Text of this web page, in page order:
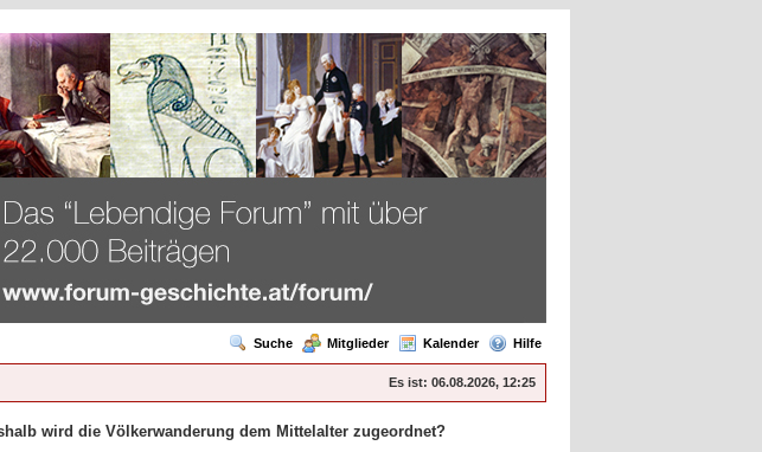
Suche Mitglieder Kalender Hilfe
Es ist: 06.08.2026, 12:25
wird die Völkerwanderung dem Mittelalter zugeordnet?